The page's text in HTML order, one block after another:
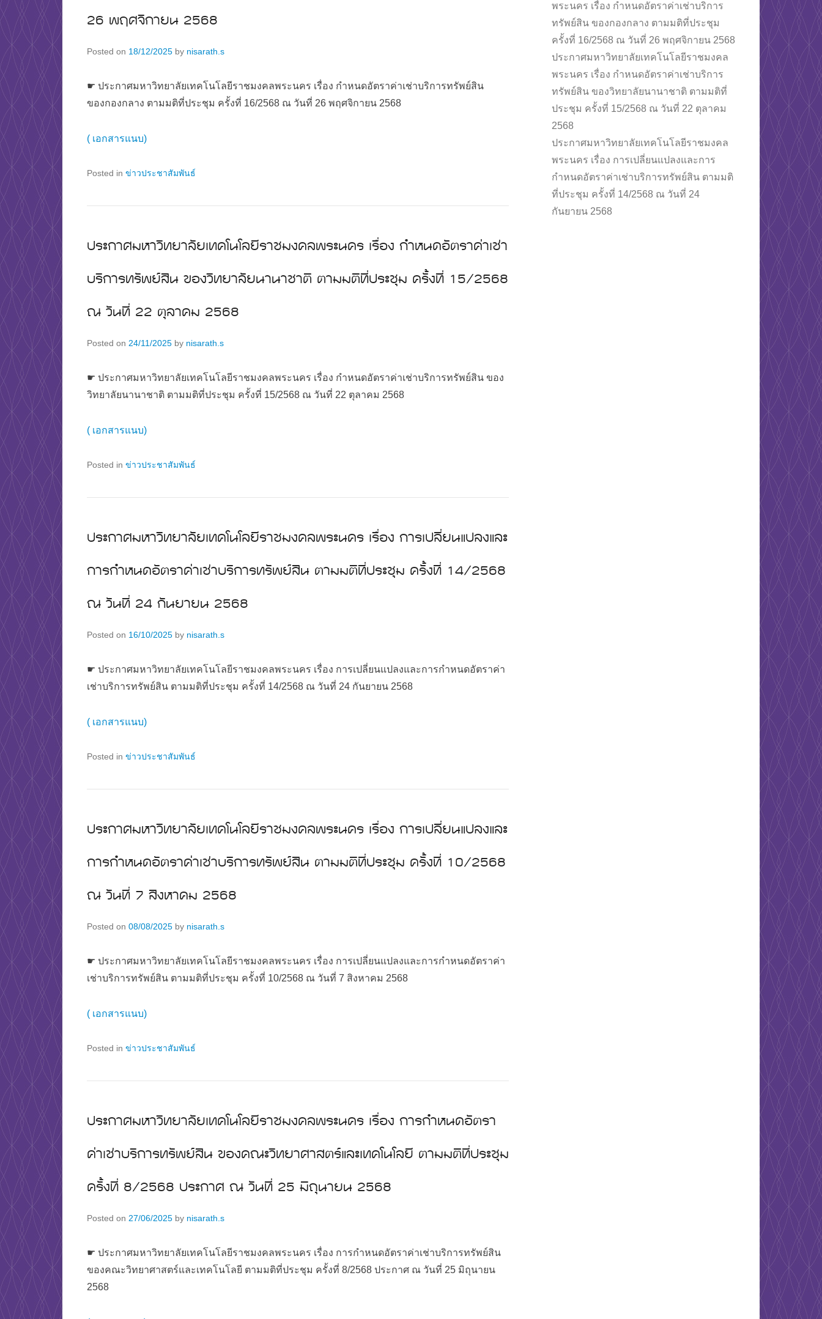
26 พฤศจิกายน 2568
Posted on 18/12/2025 by nisarath.s
☛ ประกาศมหาวิทยาลัยเทคโนโลยีราชมงคลพระนคร เรื่อง กำหนดอัตราค่าเช่าบริการทรัพย์สิน
ของกองกลาง ตามมติที่ประชุม ครั้งที่ 16/2568 ณ วันที่ 26 พฤศจิกายน 2568
( เอกสารแนบ)
Posted in ข่าวประชาสัมพันธ์
ประกาศมหาวิทยาลัยเทคโนโลยีราชมงคลพระนคร เรื่อง กำหนดอัตราค่าเช่า
บริการทรัพย์สิน ของวิทยาลัยนานาชาติ ตามมติที่ประชุม ครั้งที่ 15/2568
ณ วันที่ 22 ตุลาคม 2568
Posted on 24/11/2025 by nisarath.s
☛ ประกาศมหาวิทยาลัยเทคโนโลยีราชมงคลพระนคร เรื่อง กำหนดอัตราค่าเช่าบริการทรัพย์สิน ของ
วิทยาลัยนานาชาติ ตามมติที่ประชุม ครั้งที่ 15/2568 ณ วันที่ 22 ตุลาคม 2568
( เอกสารแนบ)
Posted in ข่าวประชาสัมพันธ์
ประกาศมหาวิทยาลัยเทคโนโลยีราชมงคลพระนคร เรื่อง การเปลี่ยนแปลงและ
การกำหนดอัตราค่าเช่าบริการทรัพย์สิน ตามมติที่ประชุม ครั้งที่ 14/2568
ณ วันที่ 24 กันยายน 2568
Posted on 16/10/2025 by nisarath.s
☛ ประกาศมหาวิทยาลัยเทคโนโลยีราชมงคลพระนคร เรื่อง การเปลี่ยนแปลงและการกำหนดอัตราค่า
เช่าบริการทรัพย์สิน ตามมติที่ประชุม ครั้งที่ 14/2568 ณ วันที่ 24 กันยายน 2568
( เอกสารแนบ)
Posted in ข่าวประชาสัมพันธ์
ประกาศมหาวิทยาลัยเทคโนโลยีราชมงคลพระนคร เรื่อง การเปลี่ยนแปลงและ
การกำหนดอัตราค่าเช่าบริการทรัพย์สิน ตามมติที่ประชุม ครั้งที่ 10/2568
ณ วันที่ 7 สิงหาคม 2568
Posted on 08/08/2025 by nisarath.s
☛ ประกาศมหาวิทยาลัยเทคโนโลยีราชมงคลพระนคร เรื่อง การเปลี่ยนแปลงและการกำหนดอัตราค่า
เช่าบริการทรัพย์สิน ตามมติที่ประชุม ครั้งที่ 10/2568 ณ วันที่ 7 สิงหาคม 2568
( เอกสารแนบ)
Posted in ข่าวประชาสัมพันธ์
ประกาศมหาวิทยาลัยเทคโนโลยีราชมงคลพระนคร เรื่อง การกำหนดอัตรา
ค่าเช่าบริการทรัพย์สิน ของคณะวิทยาศาสตร์และเทคโนโลยี ตามมติที่ประชุม
ครั้งที่ 8/2568 ประกาศ ณ วันที่ 25 มิถุนายน 2568
Posted on 27/06/2025 by nisarath.s
☛ ประกาศมหาวิทยาลัยเทคโนโลยีราชมงคลพระนคร เรื่อง การกำหนดอัตราค่าเช่าบริการทรัพย์สิน
ของคณะวิทยาศาสตร์และเทคโนโลยี ตามมติที่ประชุม ครั้งที่ 8/2568 ประกาศ ณ วันที่ 25 มิถุนายน
2568
พระนคร เรื่อง กำหนดอัตราค่าเช่าบริการ
ทรัพย์สิน ของกองกลาง ตามมติที่ประชุม
ครั้งที่ 16/2568 ณ วันที่ 26 พฤศจิกายน 2568
ประกาศมหาวิทยาลัยเทคโนโลยีราชมงคล
พระนคร เรื่อง กำหนดอัตราค่าเช่าบริการ
ทรัพย์สิน ของวิทยาลัยนานาชาติ ตามมติที่
ประชุม ครั้งที่ 15/2568 ณ วันที่ 22 ตุลาคม
2568
ประกาศมหาวิทยาลัยเทคโนโลยีราชมงคล
พระนคร เรื่อง การเปลี่ยนแปลงและการ
กำหนดอัตราค่าเช่าบริการทรัพย์สิน ตามมติ
ที่ประชุม ครั้งที่ 14/2568 ณ วันที่ 24
กันยายน 2568